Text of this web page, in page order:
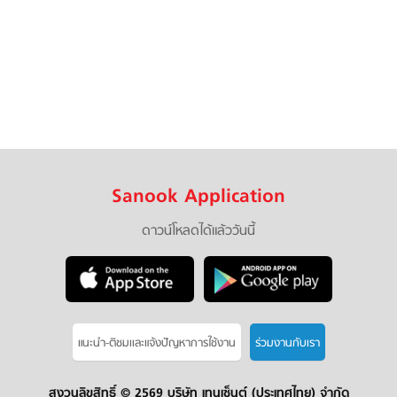
Sanook Application
ดาวน์โหลดได้แล้ววันนี้
แนะนำ-ติชมเเละแจ้งปัญหาการใช้งาน ร่วมงานกับเรา